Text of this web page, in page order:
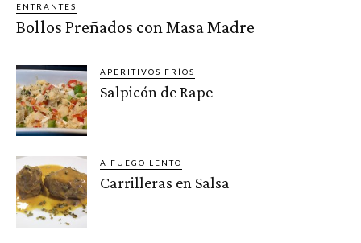
ENTRANTES
Bollos Preñados con Masa Madre
APERITIVOS FRÍOS
Salpicón de Rape
A FUEGO LENTO
Carrilleras en Salsa